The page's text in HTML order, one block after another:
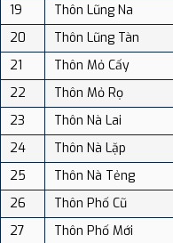
19
Thôn Lũng Na
20
Thôn Lũng Tàn
21
Thôn Mỏ Cấy
22
Thôn Mỏ Rọ
23
Thôn Nà Lai
24
Thôn Nà Lặp
25
Thôn Nà Tẻng
26
Thôn Phố Cũ
27
Thôn Phố Mới